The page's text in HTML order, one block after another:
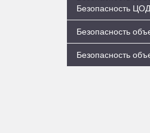
Безопасность
Безопасность
Безопасность